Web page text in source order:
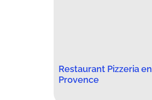
Restaurant Pizzeria en
Provence